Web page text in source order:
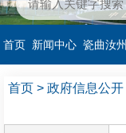
首页 新闻中心 瓷曲汝州
首页 > 政府信息公开